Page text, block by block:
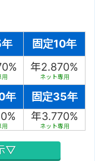
固定10年
用
年2.870%
ネット専用
年
固定35年
用
年3.770%
ネット専用
▽